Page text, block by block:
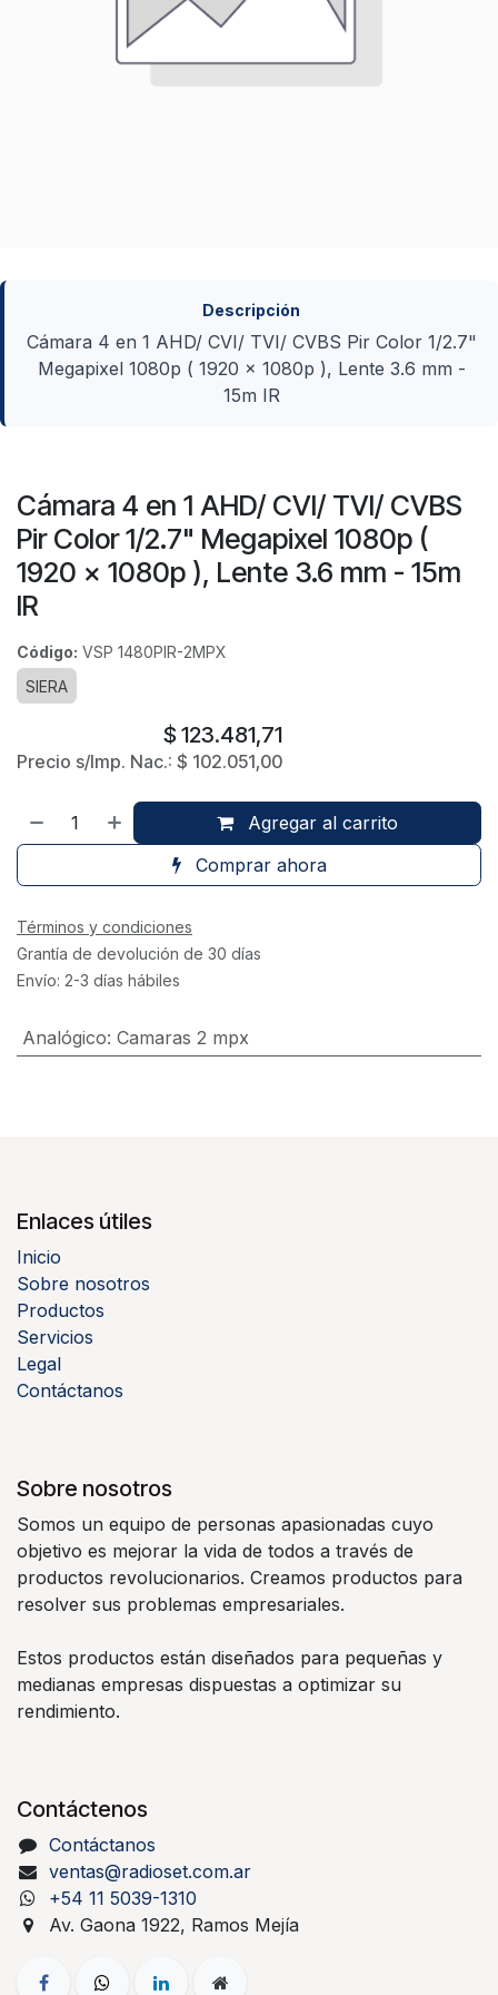
Descripción
Cámara 4 en 1 AHD/ CVI/ TVI/ CVBS Pir Color 1/2.7"
Megapixel 1080p ( 1920 x 1080p ), Lente 3.6 mm -
15m IR
Cámara 4 en 1 AHD/ CVI/ TVI/ CVBS
Pir Color 1/2.7" Megapixel 1080p (
1920 x 1080p ), Lente 3.6 mm - 15m
IR
Código: VSP 1480PIR-2MPX
SIERA
$ 123.481,71
Precio s/Imp. Nac.: $ 102.051,00
Agregar al carrito
Comprar ahora
Términos y condiciones
Grantía de devolución de 30 días
Envío: 2-3 días hábiles
Analógico: Camaras 2 mpx
Enlaces útiles
Inicio
Sobre nosotros
Productos
Servicios
Legal
Contáctanos
Sobre nosotros
Somos un equipo de personas apasionadas cuyo
objetivo es mejorar la vida de todos a través de
productos revolucionarios. Creamos productos para
resolver sus problemas empresariales.
Estos productos están diseñados para pequeñas y
medianas empresas dispuestas a optimizar su
rendimiento.
Contáctenos
Contáctanos
ventas@radioset.com.ar
+54 11 5039-1310
Av. Gaona 1922, Ramos Mejía